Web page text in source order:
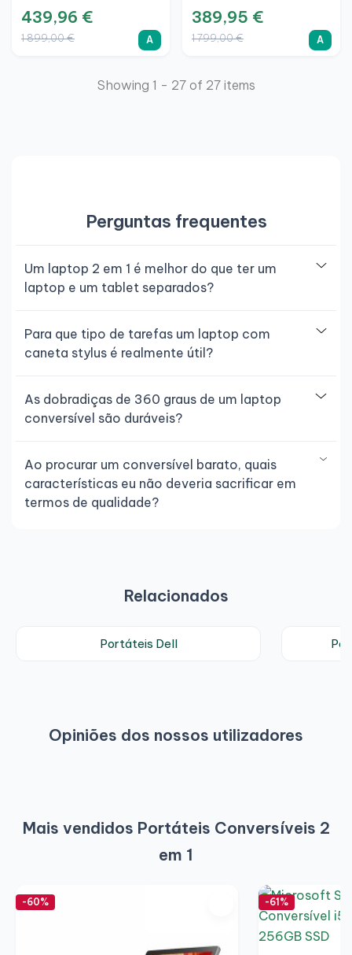
010726
439,96 €
1 899,00 € A
389,95 €
1 799,00 € A
Showing 1 - 27 of 27 items
Perguntas frequentes
Um laptop 2 em 1 é melhor do que ter um
laptop e um tablet separados?
Para que tipo de tarefas um laptop com
caneta stylus é realmente útil?
As dobradiças de 360 graus de um laptop
conversível são duráveis?
Ao procurar um conversível barato, quais
características eu não deveria sacrificar em
termos de qualidade?
Relacionados
Portáteis Dell
Opiniões dos nossos utilizadores
Mais vendidos Portáteis Conversíveis 2
em 1
-60% -61%